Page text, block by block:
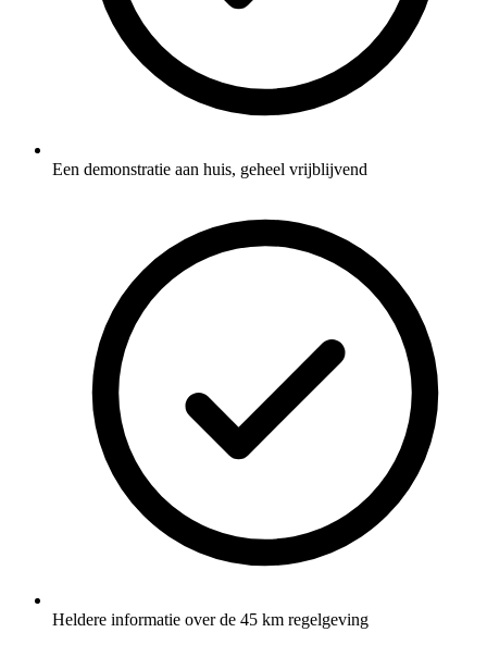
Een demonstratie aan huis, geheel vrijblijvend
Heldere informatie over de 45 km regelgeving